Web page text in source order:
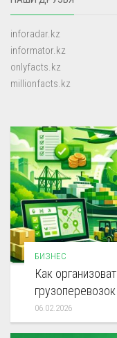
inforadar.kz
informator.kz
onlyfacts.kz
millionfacts.kz
БИЗНЕС
Как
грузоперевозок
06.02.2026